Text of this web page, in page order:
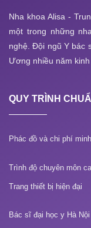
Nha khoa Alisa -
một trong những
nghệ. Đội ngũ Y bác
Ương nhiều năm kinh
QUY TRÌNH
Phác đồ và chi phí
Trình độ chuyên môn
Trang thiết bị hiện đại
Bác sĩ đại học y Hà